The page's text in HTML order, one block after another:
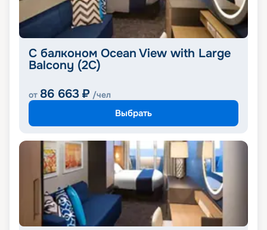
С балконом Ocean View with Large
Balcony (2C)
от 86 663 ₽ /чел
Выбрать